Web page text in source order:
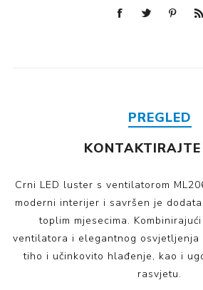
PREGLED
Crni LED luster s ventilatorom
moderni interijer i savršen je
toplim mjesecima.
ventilatora i elegantnog osvjetljenja
tiho i učinkovito hlađenje, kao i
rasvjetu.